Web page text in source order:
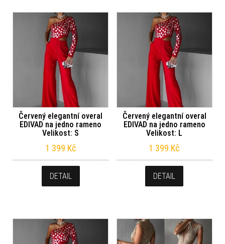
Červený elegantní overal
EDIVAD na jedno rameno
Velikost: S
1 399 Kč
DETAIL
Červený elegantní overal
EDIVAD na jedno rameno
Velikost: L
1 399 Kč
DETAIL